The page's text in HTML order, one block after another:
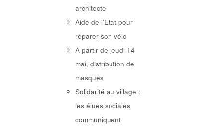
architecte
Aide de l’Etat pour
réparer son vélo
A partir de jeudi 14
mai, distribution de
masques
Solidarité au village :
les élues sociales
communiquent